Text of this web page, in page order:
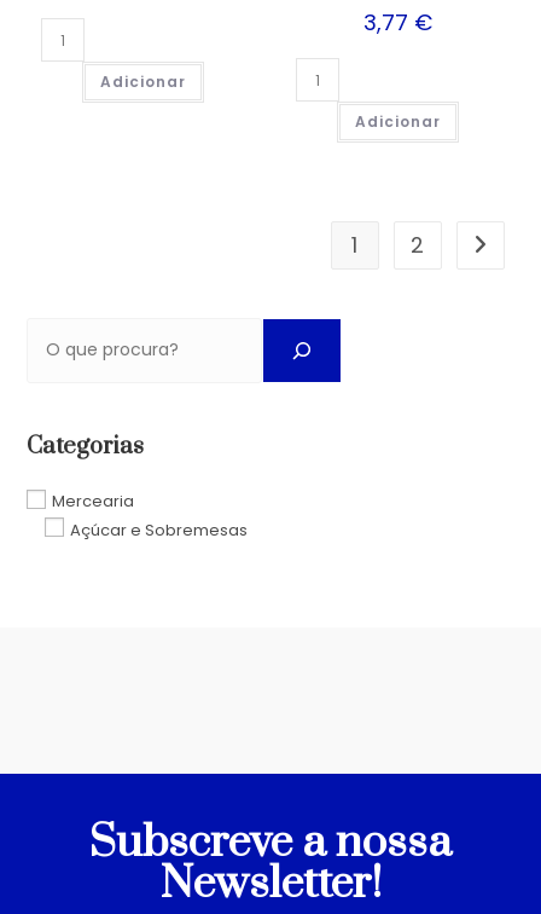
Adicionar
3,77 €
Adicionar
1 2
Categorias
Mercearia
Açúcar e Sobremesas
Subscreve a nossa
Newsletter!